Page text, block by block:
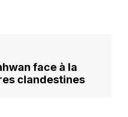
face à la
clandestines